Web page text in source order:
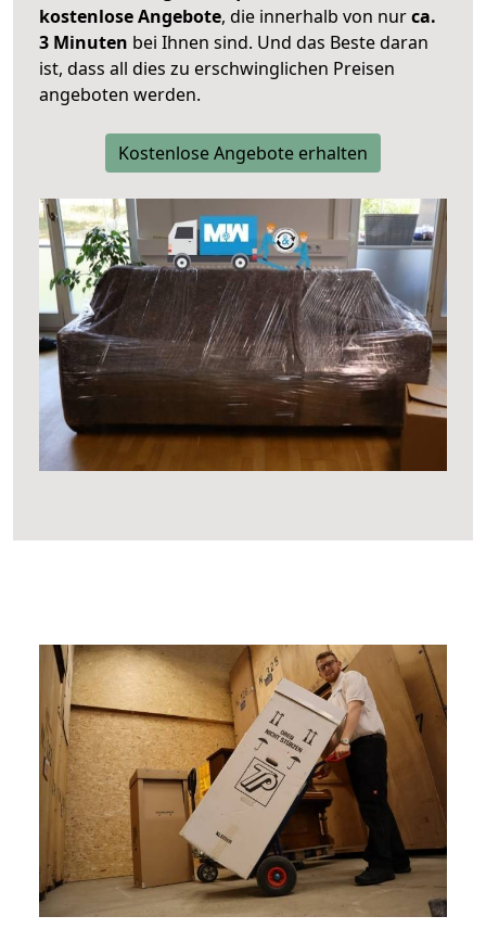
kostenlose Angebote, die innerhalb von nurca.
3 Minuten bei Ihnen sind. Und das Beste daran
ist, dass all dies zu erschwinglichen Preisen
angeboten werden.
Kostenlose Angebote erhalten